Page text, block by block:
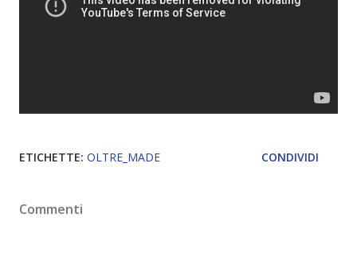
ETICHETTE: OLTRE_MADE CONDIVIDI
Commenti